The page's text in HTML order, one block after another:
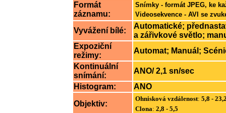
Formát
záznamu:
Snímky - formát JPEG, ke
Videosekvence - AVI se
Vyvážení bílé:
Automatické;
a zářivkové světlo;
Expoziční
režimy:
Automat; Manuál;
Kontinuální
snímání:
ANO/ 2,1 sn/sec
Histogram:
ANO
Objektiv:
Ohnisková vzdálenost: 5,8 -
Clona: 2,8 - 5,5